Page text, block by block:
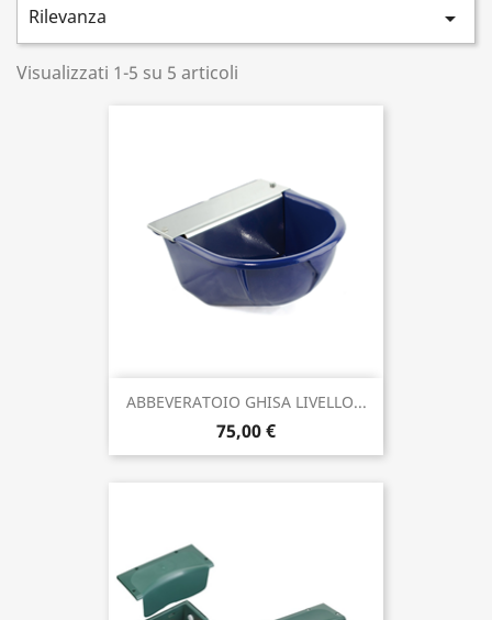
Rilevanza 
Visualizzati 1-5 su 5 articoli
ABBEVERATOIO GHISA LIVELLO...
75,00 €